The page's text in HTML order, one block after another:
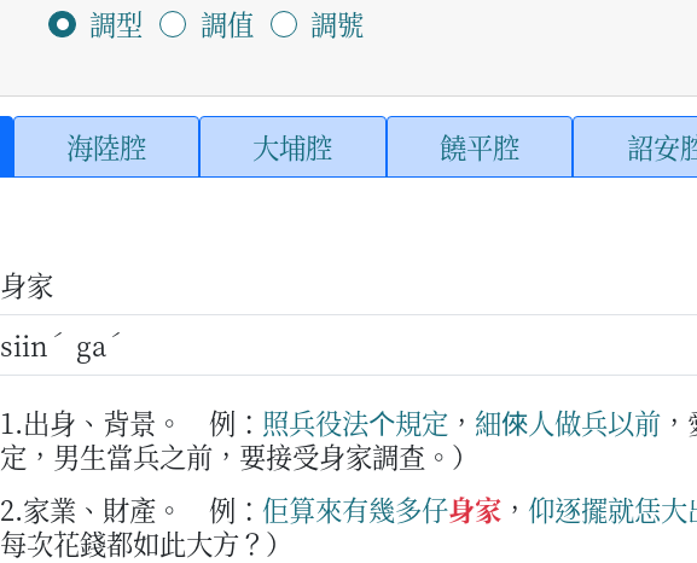
調型 調值 調號
海陸腔 大埔腔 饒平腔 詔安
身家
siin ˊ ga ˊ
1.出身、背景。 例： 照兵役法个規定 ， 細倈人做兵以前
定，男生當兵之前，要接受身家調查。）
2.家業、財產。
例： 佢算來有幾多仔身家 ， 仰逐擺就恁大
每次花錢都如此大方？）